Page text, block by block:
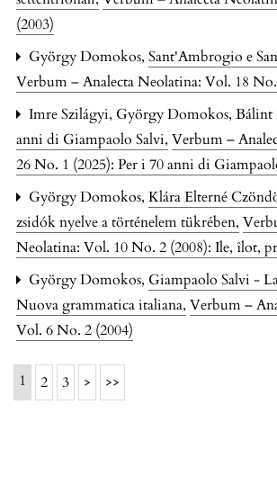
(2003)
György Domokos, Sant'Ambrogio e
Verbum – Analecta Neolatina: Vol. 18
Imre Szilágyi, György Domokos, Bálint
anni di Giampaolo Salvi, Verbum –
26 No. 1 (2025): Per i 70 anni di
György Domokos, Klára Elterné
zsidók nyelve a történelem tükrében,
Neolatina: Vol. 10 No. 2 (2008): Ile, îlot,
György Domokos, Giampaolo Salvi -
Nuova grammatica italiana, Verbum –
Vol. 6 No. 2 (2004)
1 2 3 > >>